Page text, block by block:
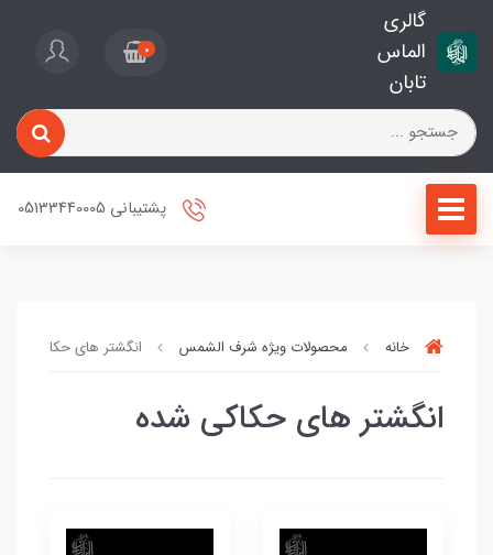
گالری
الماس
تابان
0
پشتیبانی 05133440005
خانه محصولات ویژه شرف الشمس انگشتر های حکاکی شده
انگشتر های حکاکی شده